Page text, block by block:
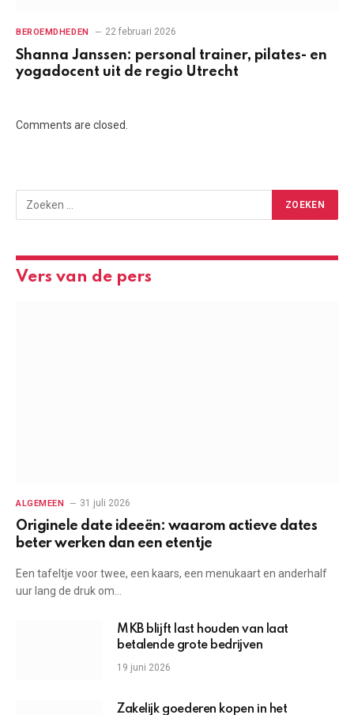
BEROEMDHEDEN 22 februari 2026
Shanna Janssen: personal trainer, pilates- en
yogadocent uit de regio Utrecht
Comments are closed.
Vers van de pers
ALGEMEEN 31 juli 2026
Originele date ideeën: waarom actieve dates
beter werken dan een etentje
Een tafeltje voor twee, een kaars, een menukaart en anderhalf
uur lang de druk om…
MKB blijft last houden van laat
betalende grote bedrijven
19 juni 2026
Zakelijk goederen kopen in het